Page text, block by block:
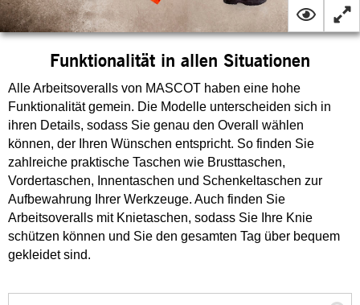
Funktionalität in allen Situationen
Alle Arbeitsoveralls von MASCOT haben eine hohe
Funktionalität gemein. Die Modelle unterscheiden sich in
ihren Details, sodass Sie genau den Overall wählen
können, der Ihren Wünschen entspricht. So finden Sie
zahlreiche praktische Taschen wie Brusttaschen,
Vordertaschen, Innentaschen und Schenkeltaschen zur
Aufbewahrung Ihrer Werkzeuge. Auch finden Sie
Arbeitsoveralls mit Knietaschen, sodass Sie Ihre Knie
schützen können und Sie den gesamten Tag über bequem
gekleidet sind.